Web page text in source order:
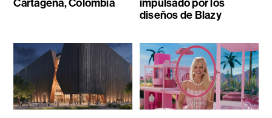
Cartagena, Colombia
impulsado por los
diseños de Blazy